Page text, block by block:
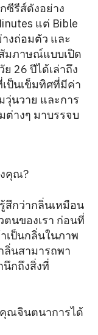
ซีรีส์ดังอย่าง
แต่ Bible
งถ่อมตัว และ
มภาษณ์แบบเปิด
26 ปีได้เล่าถึง
ป็นเข็มทิศที่มีค่า
วุ่นวาย และการ
ต่างๆ มาบรรจบ
คุณ?
สึกว่ากลิ่นเหมือน
ตนของเรา ก่อนที่
เป็นกลิ่นในภาพ
ลิ่นสามารถพา
นึกถึงสิ่งที่
ณจินตนาการได้